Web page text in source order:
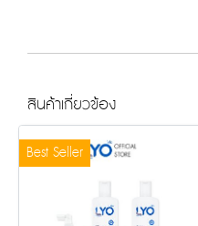
สินค้าเกี่ยวข้อง
Best Seller